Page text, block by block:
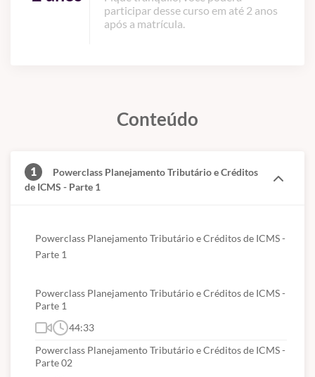
participar desse curso em até 2 anos
após a matrícula.
Conteúdo
1
Powerclass Planejamento Tributário e Créditos
de ICMS - Parte 1
Powerclass Planejamento Tributário e Créditos de ICMS -
Parte 1
Powerclass Planejamento Tributário e Créditos de ICMS -
Parte 1
44:33
Powerclass Planejamento Tributário e Créditos de ICMS -
Parte 02